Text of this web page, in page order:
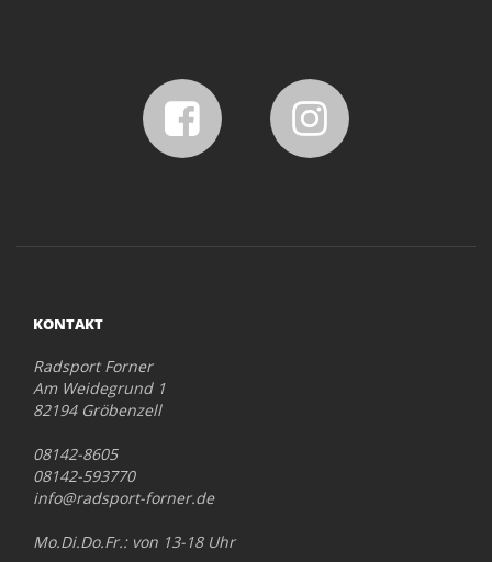
KONTAKT
Radsport Forner
Am Weidegrund 1
82194 Gröbenzell
08142-8605
08142-593770
info@radsport-forner.de
Mo.Di.Do.Fr.: von 13-18 Uhr